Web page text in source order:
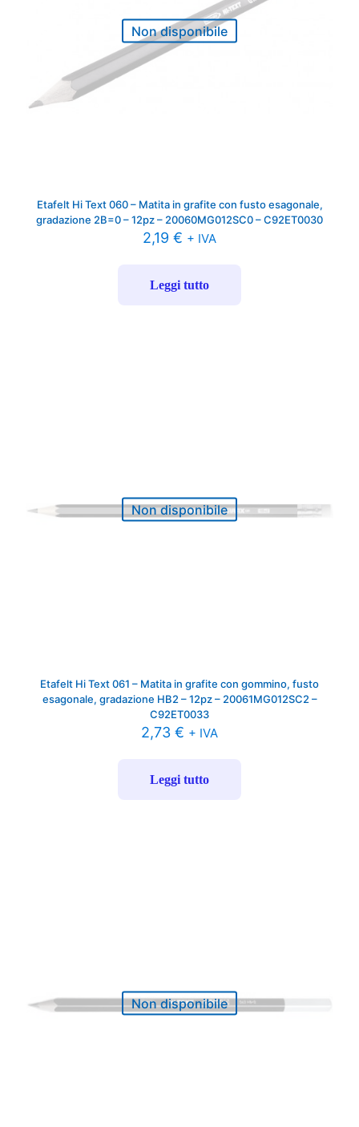
Non disponibile
Etafelt Hi Text 060 – Matita in grafite con fusto esagonale,
gradazione 2B=0 – 12pz – 20060MG012SC0 – C92ET0030
2,19 € + IVA
Leggi tutto
Non disponibile
Etafelt Hi Text 061 – Matita in grafite con gommino, fusto
esagonale, gradazione HB2 – 12pz – 20061MG012SC2 –
C92ET0033
2,73 € + IVA
Leggi tutto
Non disponibile